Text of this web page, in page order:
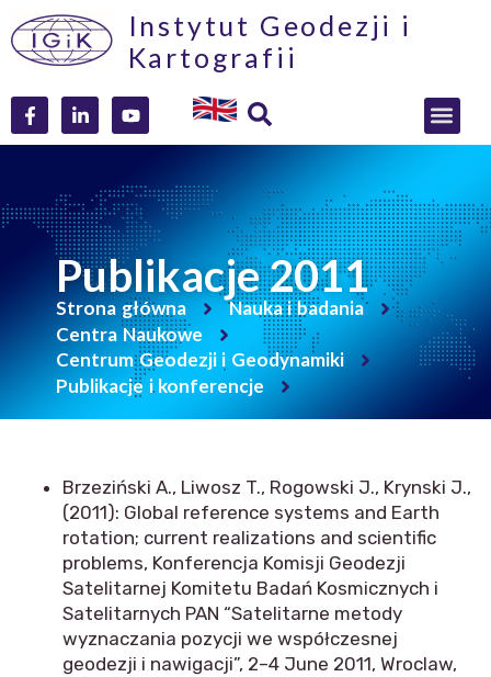
Instytut Geodezji i
Kartografii
Publikacje 2011
Strona główna
Nauka i badania
Centra Naukowe
Centrum Geodezji i Geodynamiki
Publikacje i konferencje
Brzeziński A., Liwosz T., Rogowski J., Krynski J.,
(2011): Global reference systems and Earth
rotation; current realizations and scientific
problems, Konferencja Komisji Geodezji
Satelitarnej Komitetu Badań Kosmicznych i
Satelitarnych PAN “Satelitarne metody
wyznaczania pozycji we współczesnej
geodezji i nawigacji”, 2–4 June 2011, Wroclaw,